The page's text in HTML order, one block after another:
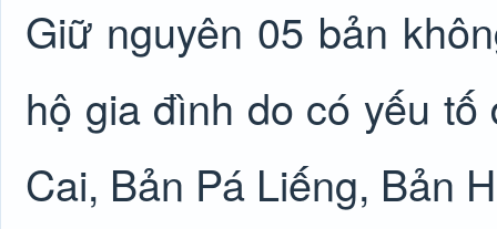
Giữ nguyên 05 bản
hộ gia đình do có yếu
Cai, Bản Pá Liếng, Bản